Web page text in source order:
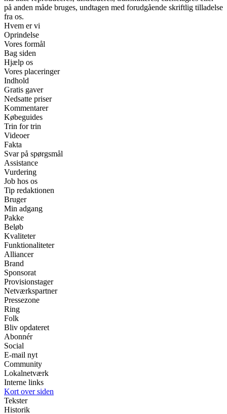
på anden måde bruges, undtagen med forudgående skriftlig tilladelse
fra os.
Hvem er vi
Oprindelse
Vores formål
Bag siden
Hjælp os
Vores placeringer
Indhold
Gratis gaver
Nedsatte priser
Kommentarer
Købeguides
Trin for trin
Videoer
Fakta
Svar på spørgsmål
Assistance
Vurdering
Job hos os
Tip redaktionen
Bruger
Min adgang
Pakke
Beløb
Kvaliteter
Funktionaliteter
Alliancer
Brand
Sponsorat
Provisionstager
Netværkspartner
Pressezone
Ring
Folk
Bliv opdateret
Abonnér
Social
E-mail nyt
Community
Lokalnetværk
Interne links
Kort over siden
Tekster
Historik